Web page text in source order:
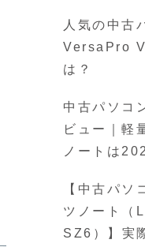
人気の中古
VersaPro
は？
中古パソコ
ビュー｜軽
ノートは
【中古パソ
ツノート（
SZ6）】実